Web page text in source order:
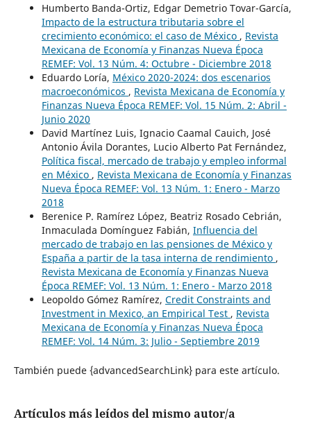
Humberto Banda-Ortiz, Edgar Demetrio Tovar-García,
Impacto de la estructura tributaria sobre el
crecimiento económico: el caso de México , Revista
Mexicana de Economía y Finanzas Nueva Época
REMEF: Vol. 13 Núm. 4: Octubre - Diciembre 2018
Eduardo Loría, México 2020-2024: dos escenarios
macroeconómicos , Revista Mexicana de Economía y
Finanzas Nueva Época REMEF: Vol. 15 Núm. 2: Abril -
Junio 2020
David Martínez Luis, Ignacio Caamal Cauich, José
Antonio Ávila Dorantes, Lucio Alberto Pat Fernández,
Política fiscal, mercado de trabajo y empleo informal
en México , Revista Mexicana de Economía y Finanzas
Nueva Época REMEF: Vol. 13 Núm. 1: Enero - Marzo
2018
Berenice P. Ramírez López, Beatriz Rosado Cebrián,
Inmaculada Domínguez Fabián, Influencia del
mercado de trabajo en las pensiones de México y
España a partir de la tasa interna de rendimiento ,
Revista Mexicana de Economía y Finanzas Nueva
Época REMEF: Vol. 13 Núm. 1: Enero - Marzo 2018
Leopoldo Gómez Ramírez, Credit Constraints and
Investment in Mexico, an Empirical Test , Revista
Mexicana de Economía y Finanzas Nueva Época
REMEF: Vol. 14 Núm. 3: Julio - Septiembre 2019
También puede {advancedSearchLink} para este artículo.
Artículos más leídos del mismo autor/a